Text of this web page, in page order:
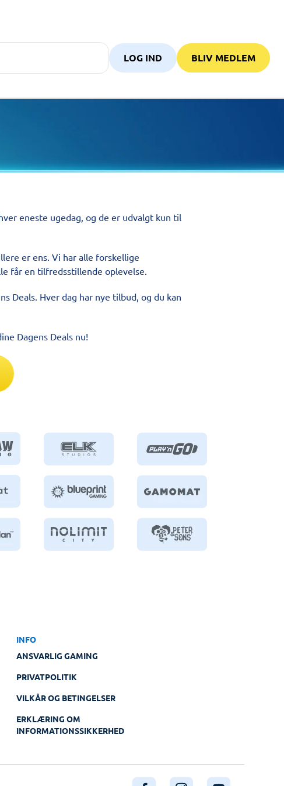
LOG IND BLIV MEDLEM
eneste ugedag, og de er udvalgt kun til
er ens. Vi har alle forskellige
får en tilfredsstillende oplevelse.
Deals. Hver dag har nye tilbud, og du kan
Dagens Deals nu!
INFO
ANSVARLIG GAMING
PRIVATPOLITIK
VILKÅR OG BETINGELSER
ERKLÆRING OM
INFORMATIONSSIKKERHED